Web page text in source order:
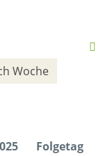
Woche
Folgetag